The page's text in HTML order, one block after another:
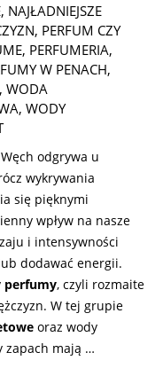
, NAJŁADNIEJSZE
, PERFUM CZY
, PERFUMERIA,
W PENACH,
, WODA
, WODY
odgrywa u
wykrywania
się pięknymi
wpływ na nasze
i intensywności
dodawać energii.
perfumy, czyli rozmaite
W tej grupie
oraz wody
zapach mają …